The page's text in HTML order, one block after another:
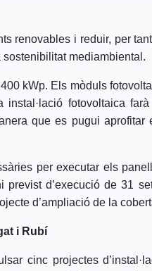
renovables i reduir, per
sostenibilitat mediambiental.
kWp. Els mòduls
instal·lació fotovoltaica
que es pugui
per executar els
d’execució de 31
d’ampliació de la
i Rubí
cinc projectes